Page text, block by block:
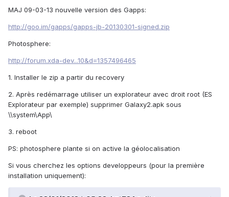
MAJ 09-03-13 nouvelle version des Gapps:
http://goo.im/gapps/gapps-jb-20130301-signed.zip
Photosphere:
http://forum.xda-dev...10&d=1357496465
1. Installer le zip a partir du recovery
2. Après redémarrage utiliser un explorateur avec droit root (ES
Explorateur par exemple) supprimer Galaxy2.apk sous
\\system\App\
3. reboot
PS: photosphere plante si on active la géolocalisation
Si vous cherchez les options developpeurs (pour la première
installation uniquement):